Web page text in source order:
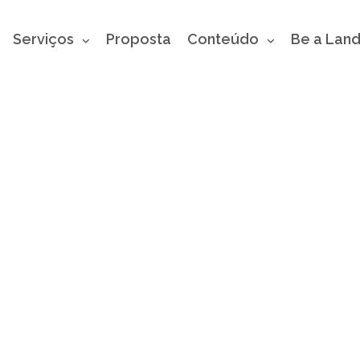
Serviços Proposta Conteúdo Be a